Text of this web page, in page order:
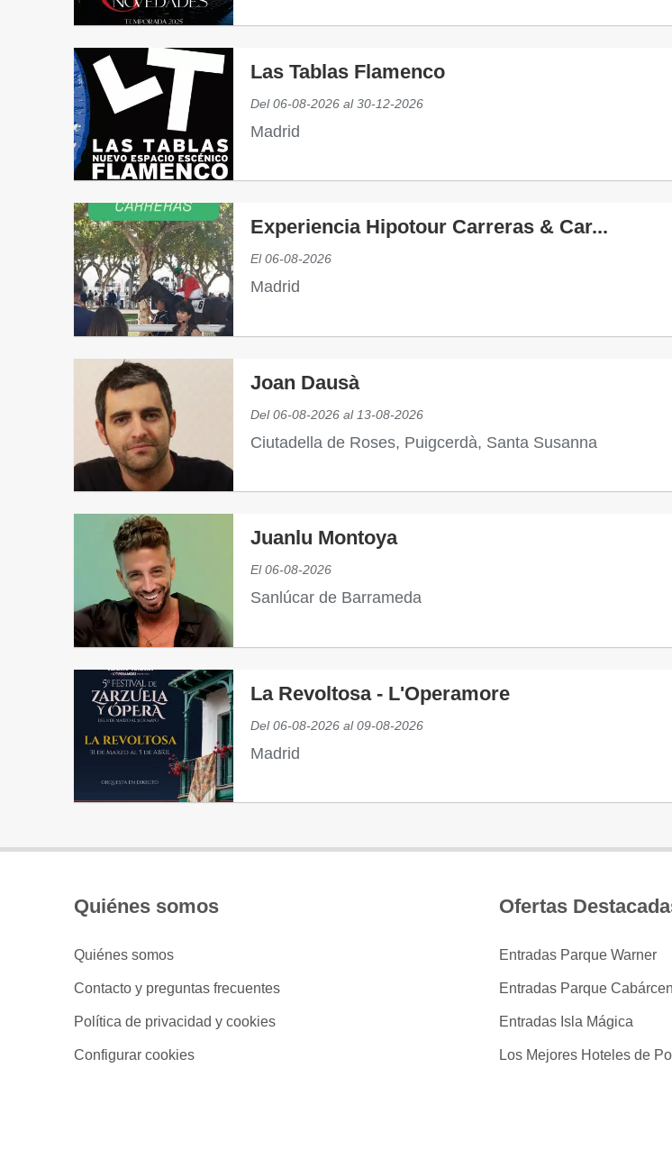
Las Tablas Flamenco
Del06-08-2026 al30-12-2026
Madrid
Experiencia Hipotour Carreras & Car...
El06-08-2026
Madrid
Joan Dausà
Del06-08-2026 al 13-08-2026
Ciutadella de Roses, Puigcerdà, Santa Susanna
Juanlu Montoya
El06-08-2026
Sanlúcar de Barrameda
La Revoltosa - L'Operamore
Del06-08-2026 al09-08-2026
Madrid
Quiénes somos
Quiénes somos
Contacto y preguntas frecuentes
Política de privacidad y cookies
Configurar cookies
Ofertas
Entradas Parque Warner
Entradas Parque
Entradas Isla Mágica
Los Mejores Hoteles de